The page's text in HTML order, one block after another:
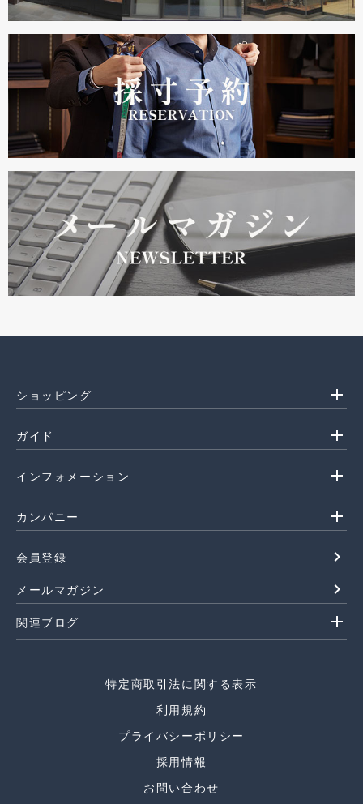
ショッピング add
ガイド add
インフォメーション add
カンパニー add
会員登録 navigate_next
メールマガジン navigate_next
関連ブログ add
特定商取引法に関する表示
利用規約
プライバシーポリシー
採用情報
お問い合わせ